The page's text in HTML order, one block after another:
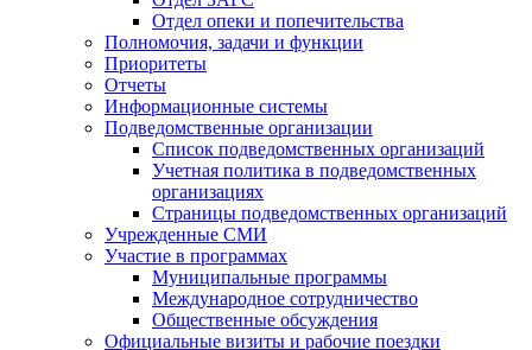
Отдел опеки и попечительства
Полномочия, задачи и функции
Приоритеты
Отчеты
Информационные системы
Подведомственные организации
Список подведомственных организаций
Учетная политика в подведомственных
организациях
Страницы подведомственных организаций
Учрежденные СМИ
Участие в программах
Муниципальные программы
Международное сотрудничество
Общественные обсуждения
Официальные визиты и рабочие поездки